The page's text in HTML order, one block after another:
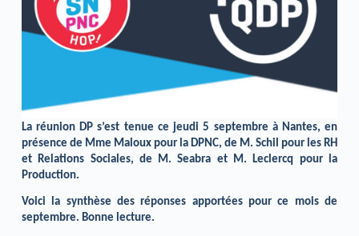
La réunion DP s’est tenue ce jeudi 5 septembre à Nantes, en
présence de Mme Maloux pour la DPNC, de M. Schil pour les RH
et Relations Sociales, de M. Seabra et M. Leclercq pour la
Production.
Voici la synthèse des réponses apportées pour ce mois de
septembre. Bonne lecture.